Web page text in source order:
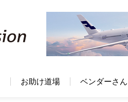
お助け道場 ベンダーさん